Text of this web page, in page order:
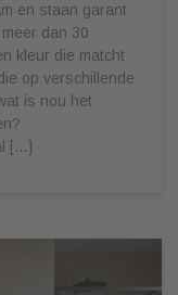
en staan garant
dan 30
kleur die matcht
op verschillende
is nou het
[…]